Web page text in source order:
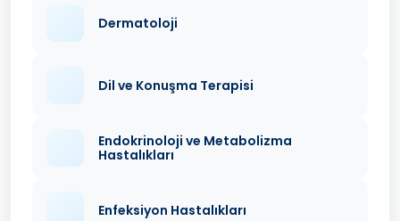
Dermatoloji
Dil ve Konuşma Terapisi
Endokrinoloji ve Metabolizma
Hastalıkları
Enfeksiyon Hastalıkları